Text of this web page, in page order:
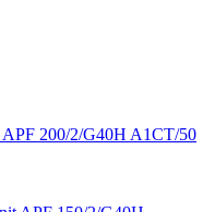
200/2/G40H A1CT/50